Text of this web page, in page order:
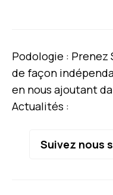
Podologie : Prenez
de façon
en nous ajoutant
Actualités :
Suivez nous